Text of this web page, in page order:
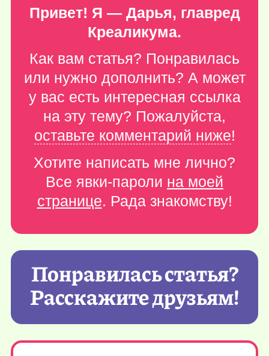
Привет! Я — Дарья, главред
Креаликума.
Как вам статья? Понравилась
или нужно дополнить? А может
у вас есть интересная ссылка
на эту тему? Пожалуйста,
оставьте комментарий ниже!
Хотите написать мне лично?
Все явки-пароли на моей
странице. Рада знакомству!
Понравилась статья?
Расскажите друзьям!